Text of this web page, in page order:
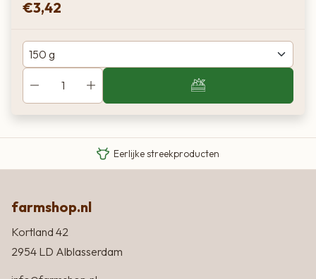
€3,42
Eigen Limousin runderen
Eerlijke streekproducten
farmshop.nl
Kortland 42
2954 LD Alblasserdam